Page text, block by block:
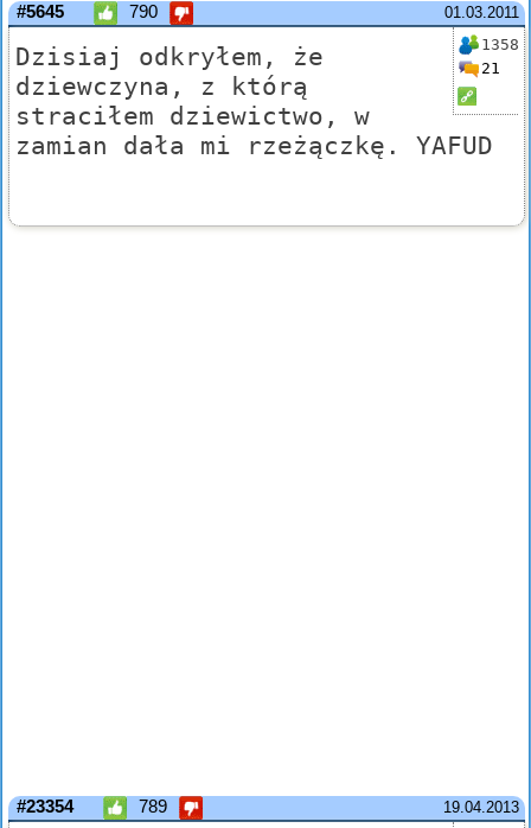
01.03.2011
#5645 790
1358
21
Dzisiaj odkryłem, że
dziewczyna, z którą
straciłem dziewictwo, w
zamian dała mi rzeżączkę. YAFUD
19.04.2013
#23354 789